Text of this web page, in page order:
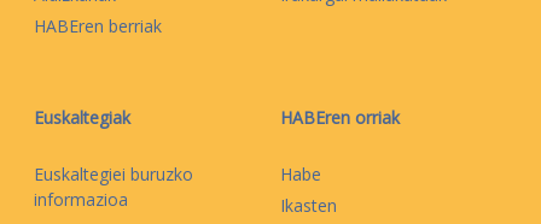
HABEren berriak
Euskaltegiak
Euskaltegiei buruzko
informazioa
HABEren orriak
Habe
Ikasten